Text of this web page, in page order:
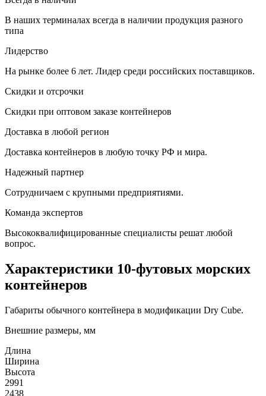
В наших терминалах всегда в наличии продукция разного
типа
Лидерство
На рынке более 6 лет. Лидер среди российских поставщиков.
Скидки и отсрочки
Скидки при оптовом заказе контейнеров
Доставка в любой регион
Доставка контейнеров в любую точку РФ и мира.
Надежный партнер
Сотрудничаем с крупными предприятиями.
Команда экспертов
Высококвалифицированные специалисты решат любой
вопрос.
Характеристики 10-футовых морских
контейнеров
Габариты обычного контейнера в модификации Dry Cube.
Внешние размеры, мм
Длина
Ширина
Высота
2991
2438